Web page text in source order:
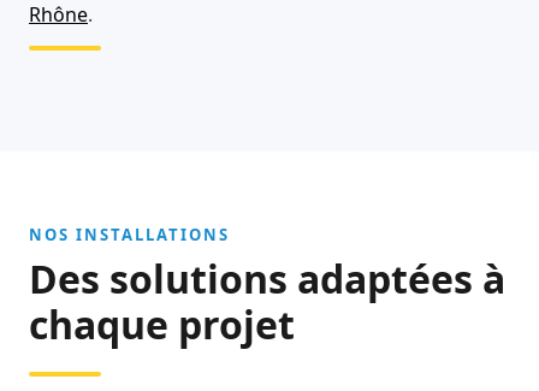
Rhône.
NOS INSTALLATIONS
Des solutions adaptées à
chaque projet